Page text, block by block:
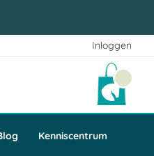
Inloggen
Kenniscentrum